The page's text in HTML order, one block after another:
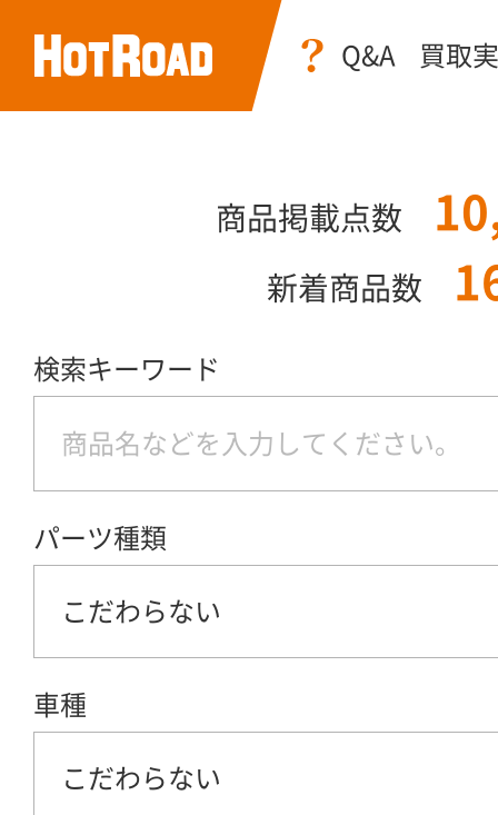
Q&A 買取
商品掲載点数
新着商品数
検索キーワード
パーツ種類
こだわらない
車種
こだわらない